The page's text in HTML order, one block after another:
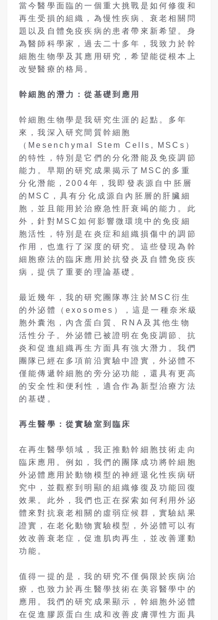
當今醫學面臨的一個重大挑戰是如何修復和
再生受損的組織，為慢性疾病、衰老相關問
題以及自體免疫疾病的患者帶來新希望。身
為醫師科學家，過去二十多年，我致力於幹
細胞生物學及其應用研究，希望能從根本上
改變醫療的格局。
幹細胞的潛力：從基礎到應用
幹細胞生物學是我研究生涯的起點。多年
來，我深入研究間質幹細胞
（Mesenchymal Stem Cells, MSCs）
的特性，特別是它們的分化潛能及免疫調節
能力。早期的研究成果揭示了MSC的多重
分化潛能，2004年，我即發表源自中胚層
的MSC，具有分化成源自內胚層的肝臟細
胞，並且能用於治療急性肝衰竭的能力。此
外，針對MSC如何影響微環境中的免疫細
胞活性，特別是在炎症和組織損傷中的調節
作用，也進行了深度的研究。這些發現為幹
細胞療法的臨床應用於抗發炎及自體免疫疾
病，提供了重要的理論基礎。
最近幾年，我的研究團隊專注於MSC衍生
的外泌體（exosomes），這是一種奈米級
胞外囊泡，內含蛋白質、RNA及其他生物
活性分子。外泌體已被證明在免疫調節、抗
炎和促進組織再生方面具有強大潛力。我們
團隊已經在多項前沿實驗中證實，外泌體不
僅能傳遞幹細胞的旁分泌功能，還具有更高
的安全性和便利性，適合作為新型治療方法
的基礎。
再生醫學：從實驗室到臨床
在再生醫學領域，我正推動幹細胞技術走向
臨床應用。例如，我們的團隊成功將幹細胞
外泌體應用於動物模型的神經退化性疾病研
究中，並觀察到明顯的組織修復及功能回復
效果。此外，我們也正在探索如何利用外泌
體來對抗衰老相關的虛弱症候群，實驗結果
證實，在老化動物實驗模型，外泌體可以有
效改善衰老症，促進肌肉再生，並改善運動
功能。
值得一提的是，我的研究不僅侷限於疾病治
療，也致力於再生醫學技術在美容醫學中的
應用。我們的研究成果顯示，幹細胞外泌體
在促進膠原蛋白生成和改善皮膚彈性方面具